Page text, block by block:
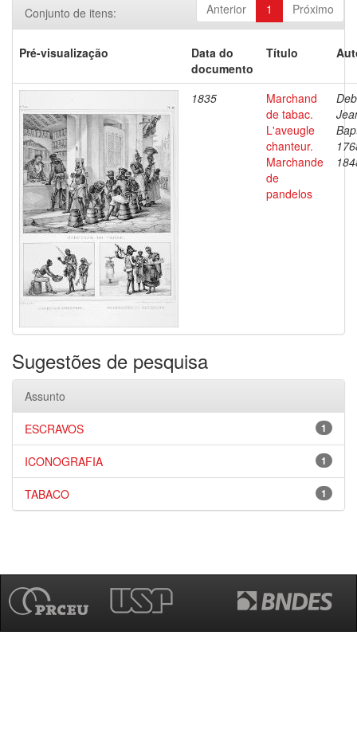
Anterior 1 Próximo
Conjunto de itens:
Pré-visualização
Data do
documento
Título
1835
Marchand
de tabac.
L'aveugle
chanteur.
Marchande
de
pandelos
Sugestões de pesquisa
Assunto
1
ESCRAVOS
1
ICONOGRAFIA
1
TABACO